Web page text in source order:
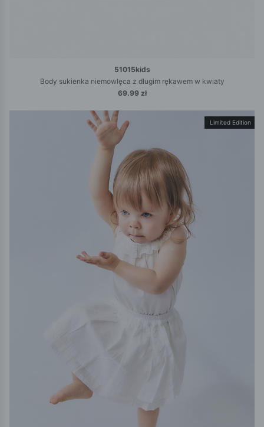
51015kids
Body sukienka niemowlęca z długim rękawem w kwiaty
69.99 zł
Limited Edition